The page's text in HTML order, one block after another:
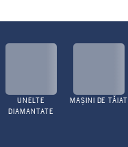
UNELTE
DIAMANTATE
MAȘINI DE TĂIAT